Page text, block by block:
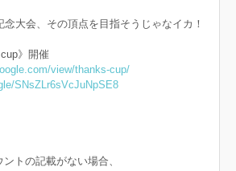
大会、その頂点を目指そうじゃなイカ！
》開催
view/thanks-cup/
SNsZLr6sVcJuNpSE8
トの記載がない場合、